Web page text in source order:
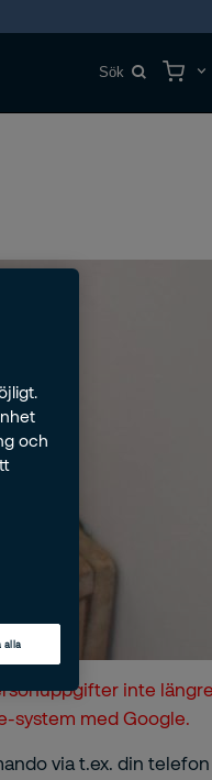
inte
system med Google.
via t.ex. din
och
alla